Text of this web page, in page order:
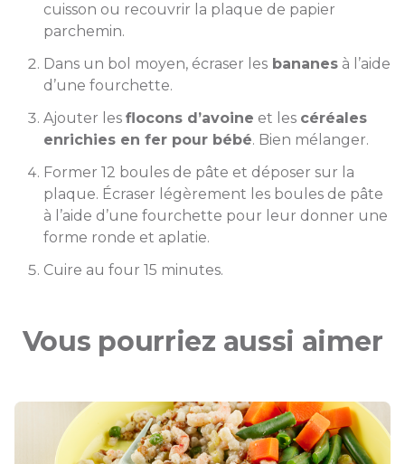
cuisson ou recouvrir la plaque de papier
parchemin.
Dans un bol moyen, écraser les bananes à l’aide
d’une fourchette.
Ajouter les flocons d’avoine et les céréales
enrichies en fer pour bébé. Bien mélanger.
Former 12 boules de pâte et déposer sur la
plaque. Écraser légèrement les boules de pâte
à l’aide d’une fourchette pour leur donner une
forme ronde et aplatie.
Cuire au four 15 minutes.
Vous pourriez aussi aimer